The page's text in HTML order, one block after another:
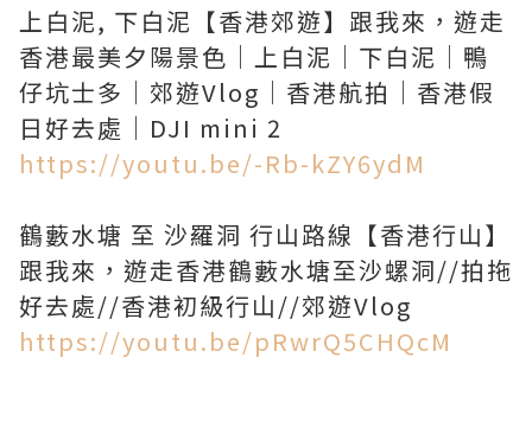
上白泥, 下白泥【香港郊遊】跟我來，遊走
香港最美夕陽景色｜上白泥｜下白泥｜鴨
仔坑士多｜郊遊Vlog｜香港航拍｜香港假
https://youtu.be/-Rb-kZY6ydM
鶴藪水塘 至 沙羅洞 行山路線【香港行山】
跟我來，遊走香港鶴藪水塘至沙螺洞//拍拖
https://youtu.be/pRwrQ5CHQcM